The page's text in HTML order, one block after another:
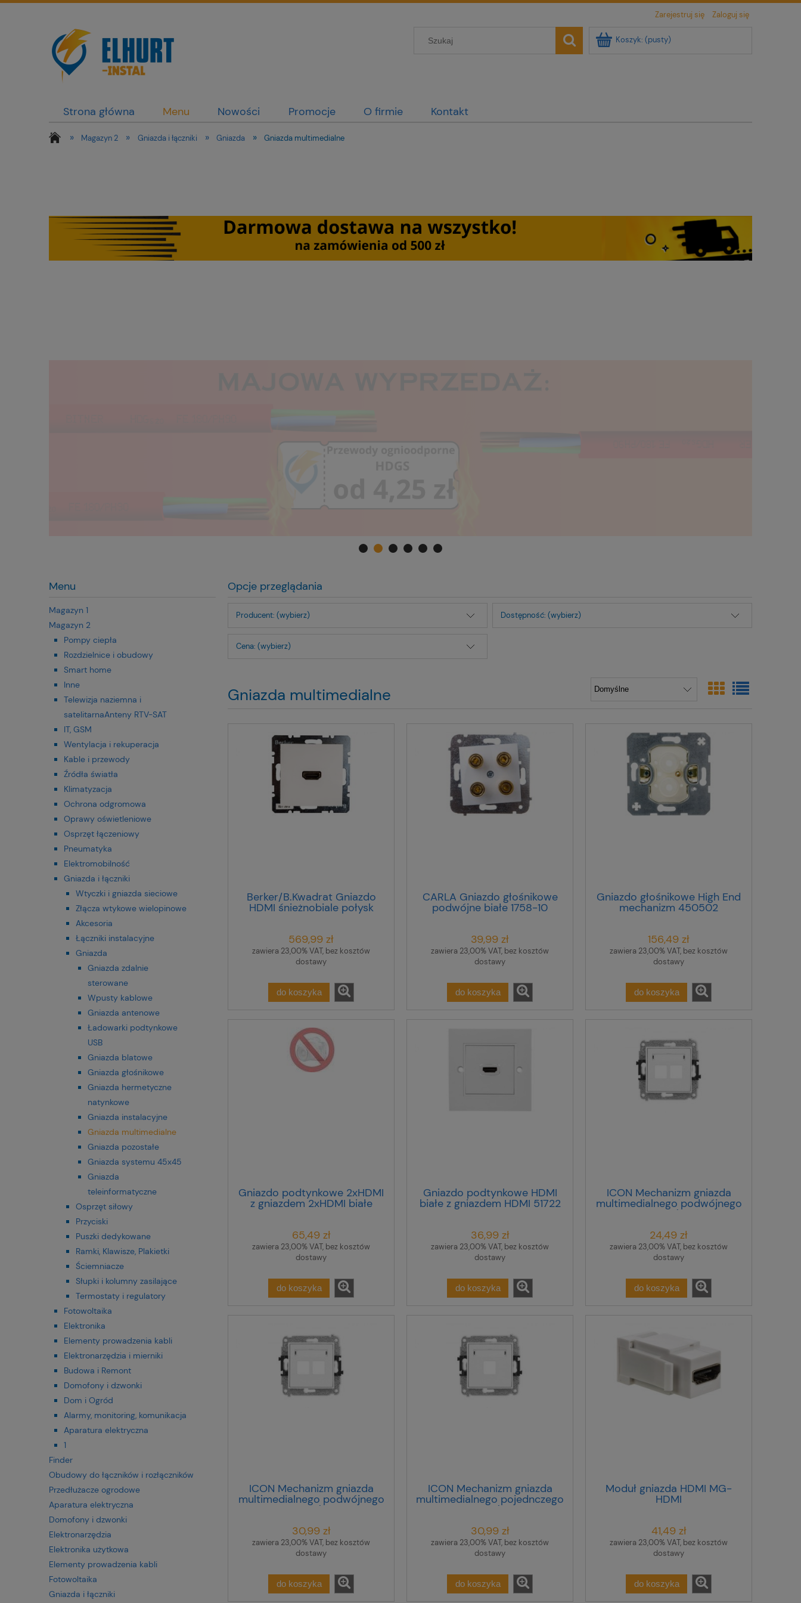
Zarejestruj się Zaloguj się
Koszyk: (pusty)
Strona główna Menu Nowości Promocje O firmie Kontakt
» Magazyn 2 » Gniazda i łączniki » Gniazda » Gniazda multimedialne
Menu
Magazyn 1
Magazyn 2
Pompy ciepła
Rozdzielnice i obudowy
Smart home
Inne
Telewizja naziemna i
satelitarnaAnteny RTV-SAT
IT, GSM
Wentylacja i rekuperacja
Kable i przewody
Źródła światła
Klimatyzacja
Ochrona odgromowa
Oprawy oświetleniowe
Osprzęt łączeniowy
Pneumatyka
Elektromobilność
Gniazda i łączniki
Wtyczki i gniazda sieciowe
Złącza wtykowe wielopinowe
Akcesoria
Łączniki instalacyjne
Gniazda
Gniazda zdalnie
sterowane
Wpusty kablowe
Gniazda antenowe
Ładowarki podtynkowe
USB
Gniazda blatowe
Gniazda głośnikowe
Gniazda hermetyczne
natynkowe
Gniazda instalacyjne
Gniazda multimedialne
Gniazda pozostałe
Gniazda systemu 45x45
Gniazda
teleinformatyczne
Osprzęt siłowy
Przyciski
Puszki dedykowane
Ramki, Klawisze, Plakietki
Ściemniacze
Słupki i kolumny zasilające
Termostaty i regulatory
Fotowoltaika
Elektronika
Elementy prowadzenia kabli
Elektronarzędzia i mierniki
Budowa i Remont
Domofony i dzwonki
Dom i Ogród
Alarmy, monitoring, komunikacja
Aparatura elektryczna
1
Finder
Obudowy do łączników i rozłączników
Przedłużacze ogrodowe
Aparatura elektryczna
Domofony i dzwonki
Elektronarzędzia
Elektronika użytkowa
Elementy prowadzenia kabli
Fotowoltaika
Gniazda i łączniki
Opcje przeglądania
Producent: (wybierz) Dostępność: (wybierz)
Cena: (wybierz)
Gniazda multimedialne
Berker/B.Kwadrat Gniazdo
HDMI śnieżnobiale połysk
S.1/B.3/B.7 Glas 3315428989
569,99 zł
zawiera 23,00% VAT, bez kosztów
dostawy
do koszyka
CARLA Gniazdo głośnikowe
podwójne białe 1758-10
39,99 zł
zawiera 23,00% VAT, bez kosztów
dostawy
do koszyka
Gniazdo głośnikowe High End
mechanizm 450502
156,49 zł
zawiera 23,00% VAT, bez kosztów
dostawy
do koszyka
Gniazdo podtynkowe 2xHDMI
z gniazdem 2xHDMI białe
65,49 zł
zawiera 23,00% VAT, bez kosztów
dostawy
do koszyka
Gniazdo podtynkowe HDMI
białe z gniazdem HDMI 51722
36,99 zł
zawiera 23,00% VAT, bez kosztów
dostawy
do koszyka
ICON Mechanizm gniazda
multimedialnego podwójnego
bez modułu (standard
24,49 zł
zawiera 23,00% VAT, bez kosztów
dostawy
do koszyka
ICON Mechanizm gniazda
multimedialnego podwójnego
bez modułu (standard
2P
30,99 zł
zawiera 23,00% VAT, bez kosztów
dostawy
do koszyka
ICON Mechanizm gniazda
multimedialnego pojednczego
bez modułu (standard
30,99 zł
zawiera 23,00% VAT, bez kosztów
dostawy
do koszyka
Moduł gniazda HDMI MG-
HDMI
41,49 zł
zawiera 23,00% VAT, bez kosztów
dostawy
do koszyka